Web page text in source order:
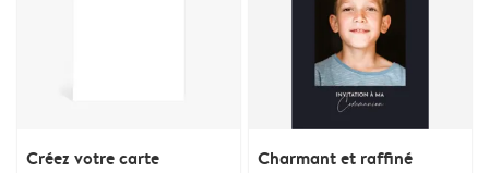
Créez votre carte Charmant et raffiné